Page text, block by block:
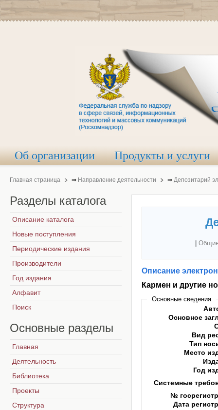
Об организации Продукты и услуги
Главная страница ⇒ Направление деятельности ⇒ Депозитарий
Описание
Кармен и другие
Основные сведения
Основное
Вид
Тип
Место
Год
Системные
№
Дата
Разделы каталога
Описание каталога
Новые поступления
Периодические издания
Производители
Год издания
Алфавит
Поиск
Основные разделы
Главная
Деятельность
Библиотека
Проекты
Структура